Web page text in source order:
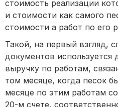
стоимость реализации
и стоимости как самого
стоимости а работ по его
Такой, на первый взгляд,
документов используется
выручку по работам,
том месяце, когда песок
месяце по этим работам
20-м счете,